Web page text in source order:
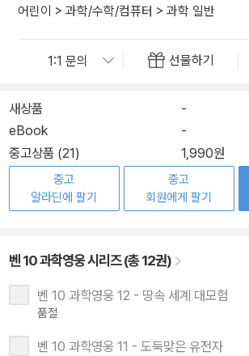
어린이 > 과학/수학/컴퓨터 > 과학 일반
선물하기
새상품
-
eBook
-
중고상품 (21) 1,990원
중고
알라딘에 팔기
중고
회원에게 팔기
벤 10 과학영웅 시리즈 (총 12권)
벤 10 과학영웅 12 - 땅속 세계 대모험
품절
벤 10 과학영웅 11 - 도둑맞은 유전자